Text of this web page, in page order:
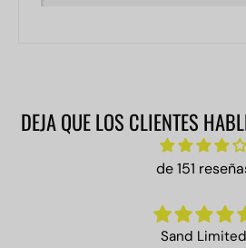
DEJA QUE LOS CLIENTES
de 151
Sand Limited